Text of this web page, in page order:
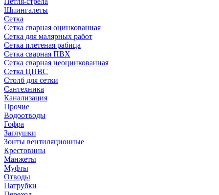
Шпингалеты
Сетка
Сетка сварная оцинкованная
Сетка для малярных работ
Сетка плетеная рабица
Сетка сварная ПВХ
Сетка сварная неоцинкованная
Сетка ЦПВС
Столб для сетки
Сантехника
Канализация
Прочие
Водоотводы
Гофра
Заглушки
Зонты вентиляционные
Крестовины
Манжеты
Муфты
Отводы
Патрубки